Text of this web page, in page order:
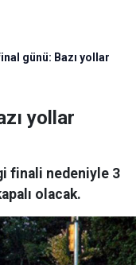
günü: Bazı yollar
yollar
finali nedeniyle 3
olacak.